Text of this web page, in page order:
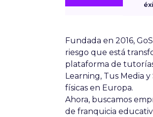
Fundada en 2016,
riesgo que está
plataforma de
Learning, Tus Media
físicas en Europa.
Ahora, buscamos
de franquicia